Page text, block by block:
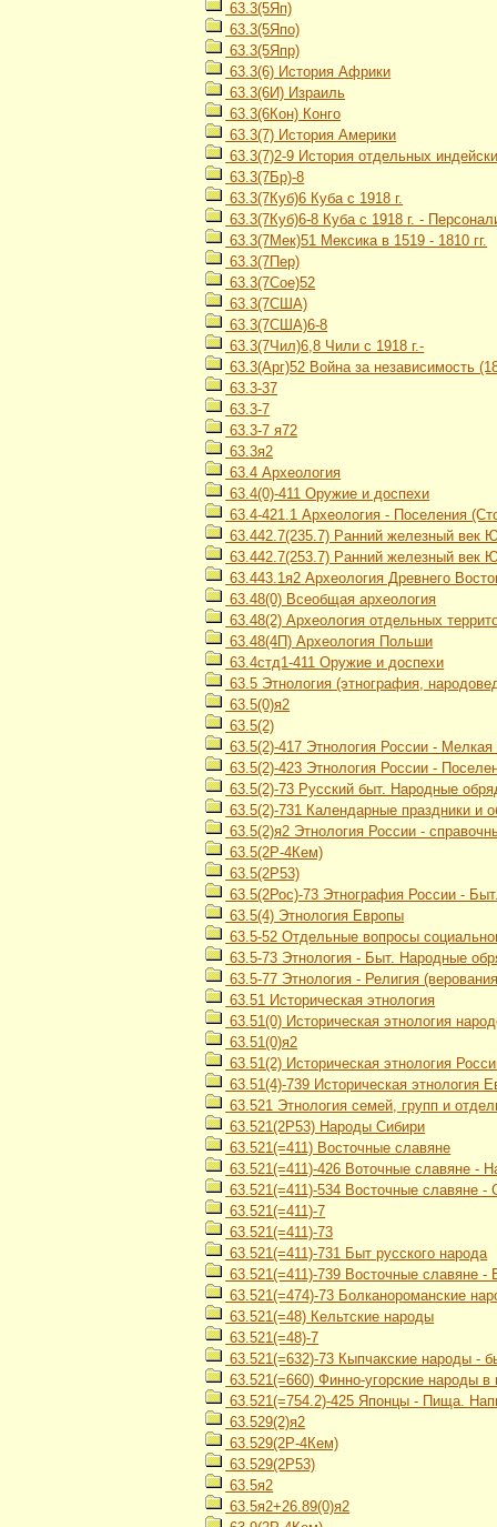
63.3(5Яп)
63.3(5Япо)
63.3(5Япр)
63.3(6) История Африки
63.3(6И) Израиль
63.3(6Кон) Конго
63.3(7) История Америки
63.3(7)2-9 История отдельных
63.3(7Бр)-8
63.3(7Куб)6 Куба с 1918 г.
63.3(7Куб)6-8 Куба с 1918 г. -
63.3(7Мек)51 Мексика в 1519 - 1810 гг.
63.3(7Пер)
63.3(7Сое)52
63.3(7США)
63.3(7США)6-8
63.3(7Чил)6,8 Чили с 1918 г.-
63.3(Арг)52 Война за независимость
63.3-37
63.3-7
63.3-7 я72
63.3я2
63.4 Археология
63.4(0)-411 Оружие и доспехи
63.4-421.1 Археология - Поселения
63.442.7(235.7) Ранний железный век
63.442.7(253.7) Ранний железный век
63.443.1я2 Археология Древнего
63.48(0) Всеобщая археология
63.48(2) Археология отдельных
63.48(4П) Археология Польши
63.4стд1-411 Оружие и доспехи
63.5 Этнология (этнография,
63.5(0)я2
63.5(2)
63.5(2)-417 Этнология России -
63.5(2)-423 Этнология России -
63.5(2)-73 Русский быт. Народные
63.5(2)-731 Календарные праздники и
63.5(2)я2 Этнология России -
63.5(2Р-4Кем)
63.5(2Р53)
63.5(2Рос)-73 Этнография России -
63.5(4) Этнология Европы
63.5-52 Отдельные вопросы
63.5-73 Этнология - Быт. Народные
63.5-77 Этнология - Религия
63.51 Историческая этнология
63.51(0) Историческая этнология
63.51(0)я2
63.51(2) Историческая этнология
63.51(4)-739 Историческая
63.521 Этнология семей, групп и
63.521(2Р53) Народы Сибири
63.521(=411) Восточные славяне
63.521(=411)-426 Воточные славяне -
63.521(=411)-534 Восточные славяне
63.521(=411)-7
63.521(=411)-73
63.521(=411)-731 Быт русского народа
63.521(=411)-739 Восточные славяне
63.521(=474)-73 Болканороманские
63.521(=48) Кельтские народы
63.521(=48)-7
63.521(=632)-73 Кыпчакские народы -
63.521(=660) Финно-угорские народы в
63.521(=754.2)-425 Японцы - Пища.
63.529(2)я2
63.529(2Р-4Кем)
63.529(2Р53)
63.5я2
63.5я2+26.89(0)я2